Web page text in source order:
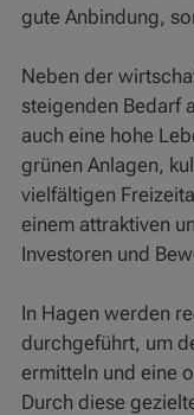
gute Anbindung,
Neben der
steigenden Bedarf
auch eine hohe
grünen Anlagen,
vielfältigen
einem attraktiven
Investoren und
In Hagen werden
durchgeführt, um
ermitteln und eine
Durch diese